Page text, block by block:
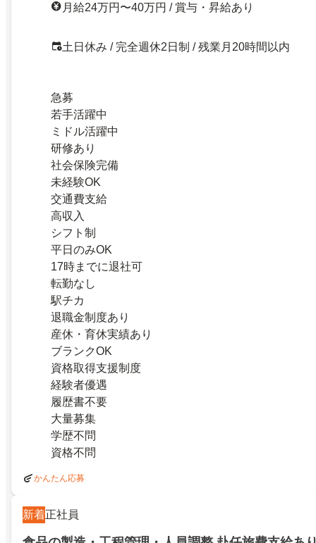
月給24万円〜40万円 / 賞与・昇給あり
土日休み / 完全週休2日制 / 残業月20時間以内
急募
若手活躍中
ミドル活躍中
研修あり
社会保険完備
未経験OK
交通費支給
高収入
シフト制
平日のみOK
17時までに退社可
転勤なし
駅チカ
退職金制度あり
産休・育休実績あり
ブランクOK
資格取得支援制度
経験者優遇
履歴書不要
大量募集
学歴不問
資格不問
かんたん応募
新着正社員